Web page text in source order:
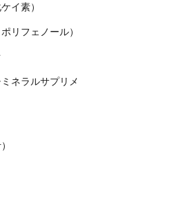
イ素）
リフェノール）
ネラルサプリメ